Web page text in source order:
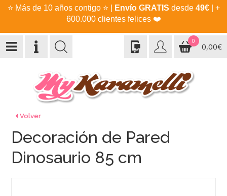
⭐ Más de 10 años contigo ⭐ Envío GRATIS desde 49€| +
600.000 clientes felices ❤️
0
0,00€
Volver
Decoración de Pared
Dinosaurio 85 cm